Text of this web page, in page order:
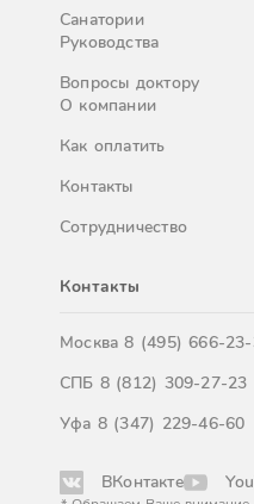
Санатории
Руководства
Вопросы доктору
О компании
Как оплатить
Контакты
Сотрудничество
Контакты
Москва8 (495) 666-
СПБ 8 (812) 309-27-23
Уфа 8 (347) 229-46-60
ВКонтакте